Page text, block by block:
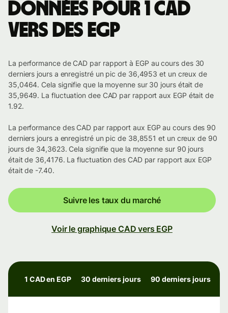
Données pour 1 CAD
vers des EGP
La performance de CAD par rapport à EGP au cours des 30
derniers jours a enregistré un pic de 36,4953 et un creux de
35,0464. Cela signifie que la moyenne sur 30 jours était de
35,9649. La fluctuation dee CAD par rapport aux EGP était de
1.92.
La performance des CAD par rapport aux EGP au cours des 90
derniers jours a enregistré un pic de 38,8551 et un creux de 90
jours de 34,3623. Cela signifie que la moyenne sur 90 jours
était de 36,4176. La fluctuation des CAD par rapport aux EGP
était de -7.40.
Suivre les taux du marché
Voir le graphique CAD vers EGP
1 CAD en EGP 30 derniers jours 90 derniers jours